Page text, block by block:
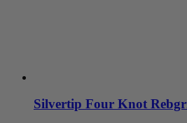
Silvertip Four Knot